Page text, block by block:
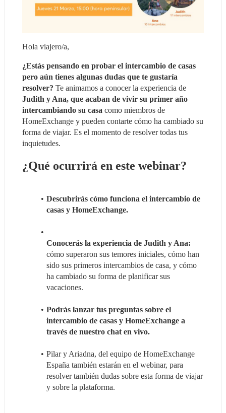
Hola viajero/a,
¿Estás pensando en probar el intercambio de casas
pero aún tienes algunas dudas que te gustaría
resolver?
Judith y Ana, que acaban de vivir su primer año
intercambiando su casa como miembros de
HomeExchange y pueden contarte cómo ha cambiado su
forma de viajar. Es el momento de resolver todas tus
inquietudes.
¿Qué ocurrirá en este webinar?
Descubrirás cómo funciona el intercambio de
casas y HomeExchange.
Conocerás la experiencia de Judith y Ana:
cómo superaron sus temores iniciales, cómo han
sido sus primeros intercambios de casa, y cómo
ha cambiado su forma de planificar sus
vacaciones.
Podrás lanzar tus preguntas sobre el
intercambio de casas y HomeExchange a
través de nuestro chat en vivo.
Pilar y Ariadna, del equipo de HomeExchange
España también estarán en el webinar, para
resolver también dudas sobre esta forma de viajar
y sobre la plataforma.